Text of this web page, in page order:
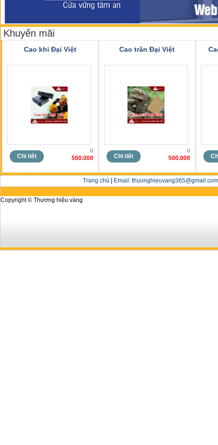
Khuyến mãi
Cao khỉ Đại Việt
Chi tiết
0
500.000
Cao trăn Đại Việt
Chi tiết
0
500.000
Trang chủ Email:
Copyright © Thương hiệu vàng